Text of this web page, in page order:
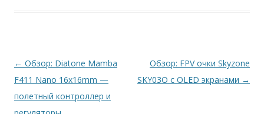
Навигация
по
записям
← Обзор: Diatone Mamba
F411 Nano 16x16mm —
полетный контроллер и
Обзор: FPV очки Skyzone
SKY03O с OLED экранами →